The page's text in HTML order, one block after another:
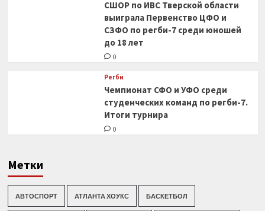
СШОР по ИВС Тверской области
выиграла Первенство ЦФО и
СЗФО по регби-7 среди юношей
до 18 лет
0
Регби
Чемпионат СФО и УФО среди
студенческих команд по регби-7.
Итоги турнира
0
Метки
АВТОСПОРТ АТЛАНТА ХОУКС БАСКЕТБОЛ